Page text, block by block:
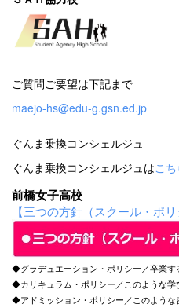
ご質問ご要望は下記まで
maejo-hs@edu-g.gsn.ed.jp
ぐんま乗換コンシェルジュ
ぐんま乗換コンシェルジュはこち
前橋女子高校
【三つの方針（スクール・ポ
◆グラデュエーション・ポリシー／卒業す
◆カリキュラム・ポリシー／このような学
◆アドミッション・ポリシー／このような